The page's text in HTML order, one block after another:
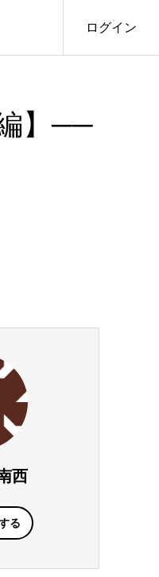
ログイン
】──
西
る